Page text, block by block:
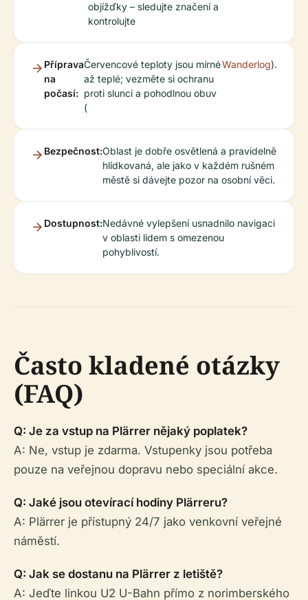
objížďky – sledujte značení a
kontrolujte
Příprava
na
počasí:
Červencové teploty jsou mírné
až teplé; vezměte si ochranu
proti slunci a pohodlnou obuv
(
Wanderlog).
Bezpečnost:Oblast je dobře osvětlená a pravidelně
hlídkovaná, ale jako v každém rušném
městě si dávejte pozor na osobní věci.
Dostupnost:Nedávné vylepšení usnadnilo navigaci
v oblasti lidem s omezenou
pohyblivostí.
Často kladené otázky
(FAQ)
Q: Je za vstup na Plärrer nějaký poplatek?
A: Ne, vstup je zdarma. Vstupenky jsou potřeba
pouze na veřejnou dopravu nebo speciální akce.
Q: Jaké jsou otevírací hodiny Plärreru?
A: Plärrer je přístupný 24/7 jako venkovní veřejné
náměstí.
Q: Jak se dostanu na Plärrer z letiště?
A: Jeďte linkou U2 U-Bahn přímo z norimberského